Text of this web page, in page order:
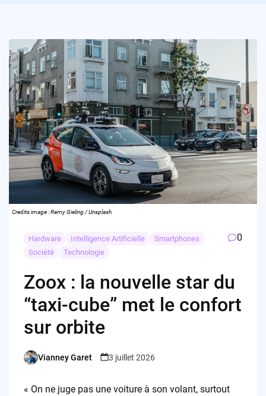
Credits image : Remy Gieling / Unsplash
Hardware Intelligence Artificielle
Smartphones
Société
Technologie
0
Zoox : la nouvelle star du
“taxi-cube” met le confort
sur orbite
Posted
Vianney Garet 3 juillet 2026
« On ne juge pas une voiture à son volant, surtout